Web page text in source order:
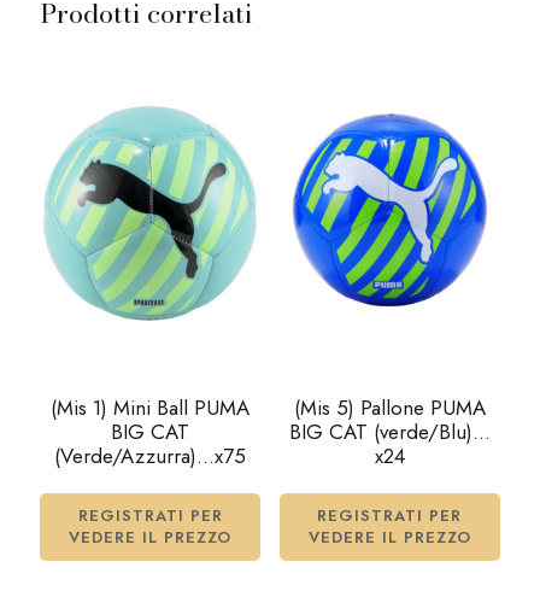
Prodotti correlati
(Mis 1) Mini Ball PUMA
BIG CAT
(Verde/Azzurra)…x75
REGISTRATI PER
VEDERE IL PREZZO
(Mis 5) Pallone PUMA
BIG CAT (verde/Blu)…
x24
REGISTRATI PER
VEDERE IL PREZZO